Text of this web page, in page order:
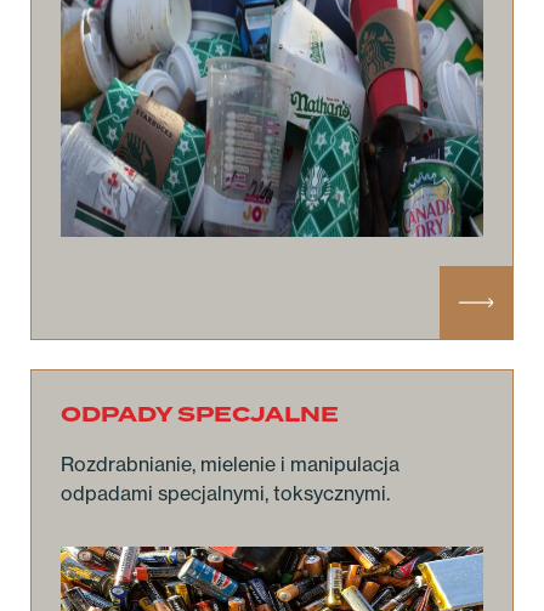
ODPADY SPECJALNE
Rozdrabnianie, mielenie i manipulacja
odpadami specjalnymi, toksycznymi.